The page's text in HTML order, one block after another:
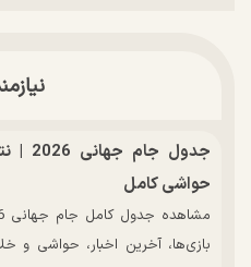
حواشی کامل
بازی‌ها، آخرین اخبار، حواشی و